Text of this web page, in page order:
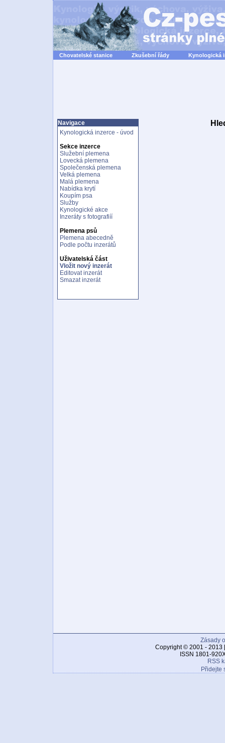
Chovatelské stanice Zkušební řády Kynologická
Navigace
Kynologická inzerce - úvod
Sekce inzerce
Služební plemena
Lovecká plemena
Společenská plemena
Velká plemena
Malá plemena
Nabídka krytí
Koupím psa
Služby
Kynologické akce
Inzeráty s fotografiíí
Plemena psů
Plemena abecedně
Podle počtu inzerátů
Uživatelská část
Vložit nový inzerát
Editovat inzerát
Smazat inzerát
Zásady
Copyright © 2001 - 2013
ISSN 1801-
RSS
Přidejte